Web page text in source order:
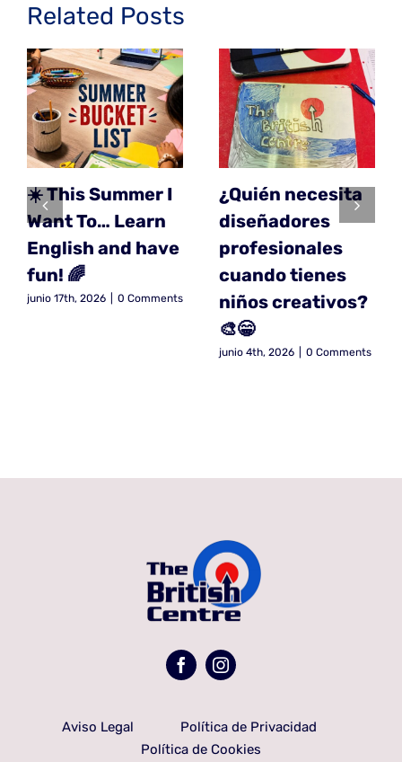
Related Posts
☀️ This Summer I
Want To… Learn
English and have
fun! 🌈
junio 17th, 2026 0 Comments
¿Quién necesita
diseñadores
profesionales
cuando tienes
niños creativos?
🎨😁
junio 4th, 2026 0 Comments
Aviso Legal
Política de Privacidad
Política de Cookies